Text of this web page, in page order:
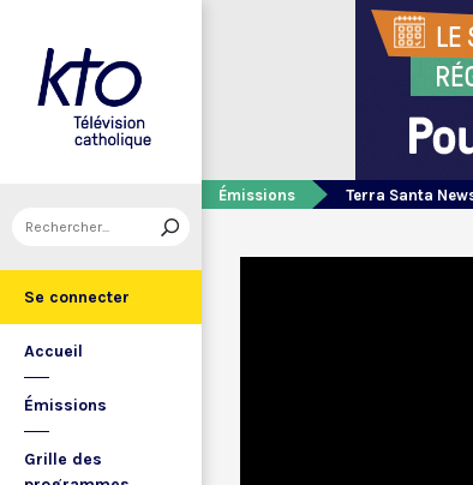
Se connecter
Accueil
Émissions
Grille des
Émissions Terra Santa